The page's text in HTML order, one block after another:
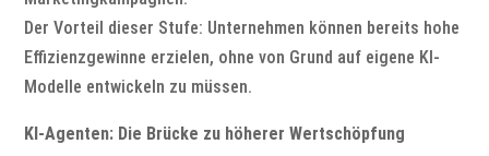
Der Vorteil dieser Stufe: Unternehmen können bereits hohe
Effizienzgewinne erzielen, ohne von Grund auf eigene KI-
Modelle entwickeln zu müssen.
KI-Agenten: Die Brücke zu höherer Wertschöpfung